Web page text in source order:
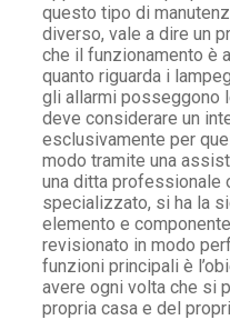
questo tipo di
diverso, vale a dire un
che il funzionamento è
quanto riguarda i
gli allarmi posseggono
deve considerare un
esclusivamente per
modo tramite una
una ditta professionale
specializzato, si ha la
elemento e
revisionato in modo
funzioni principali è
avere ogni volta che si
propria casa e del